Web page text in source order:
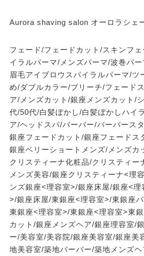
Aurora shaving salon オーロラシェ
フェード/フェードカット/スキンフ
イラルパーマ/メンズパーマ/波巻パ
眉毛アイブロウスパイラルパーマ/ツ
め/ダブルカラー/ブリーチ/フェード
ア/メンズカット/銀座メンズカット/
代/50代/白髪ぼかし/白髪ぼかしハイ
ア/ヘッドスパ/バーバー/バーバース
銀座フェードカット/銀座フェードス
銀座ベリーショートメンズ/メンズ
クリスティーナ化粧品/クリスティー
メンズ美容/銀座クリスティーナ<理
ンズ銀座<理容室>/銀座床屋/銀座<
>/銀座床屋/東銀座<理容室>/東銀座
東銀座<理容室>/東銀座<理容室>東
カット/銀座メンズヘア/銀座理容室/
ー/美容室/美容院/銀座美容室/銀座美
地美容室/築地バーバー/築地メンズ